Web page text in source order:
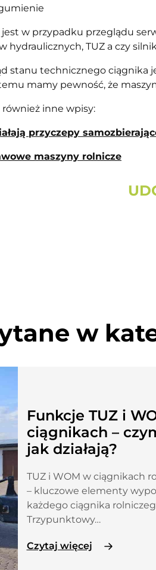
jest w przypadku przeglądu
hydraulicznych, TUZ a czy
stanu technicznego ciągnika
mamy pewność, że
również inne wpisy:
przyczepy
maszyny rolnicze
w
Funkcje TUZ i
ciągnikach –
jak działają?
TUZ i WOM w ciągnikach
– kluczowe elementy
każdego ciągnika
Trzypunktowy…
Czytaj więcej